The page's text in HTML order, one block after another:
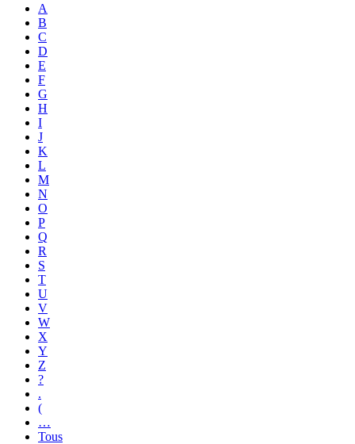
A
B
C
D
E
F
G
H
I
J
K
L
M
N
O
P
Q
R
S
T
U
V
W
X
Y
Z
?
.
(
…
Tous